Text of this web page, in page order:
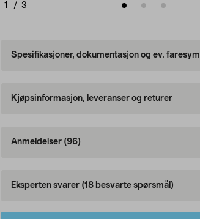
1 / 3
Spesifikasjoner, dokumentasjon og ev.
Kjøpsinformasjon, leveranser og returer
Anmeldelser (96)
Eksperten svarer (18 besvarte spørsmål)